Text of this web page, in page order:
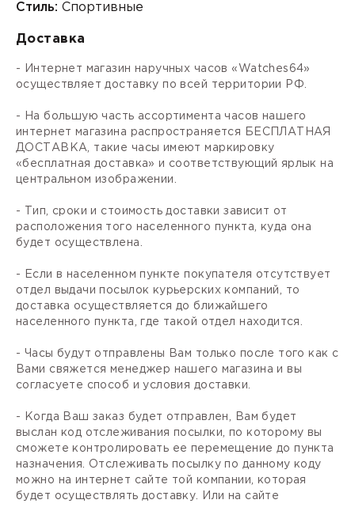
Стиль: Спортивные
Доставка
- Интернет магазин наручных часов «Watches64»
осуществляет доставку по всей территории РФ.
- На большую часть ассортимента часов нашего
интернет магазина распространяется БЕСПЛАТНАЯ
ДОСТАВКА, такие часы имеют маркировку
«бесплатная доставка» и соответствующий ярлык на
центральном изображении.
- Тип, сроки и стоимость доставки зависит от
расположения того населенного пункта, куда она
будет осуществлена.
- Если в населенном пункте покупателя отсутствует
отдел выдачи посылок курьерских компаний, то
доставка осуществляется до ближайшего
населенного пункта, где такой отдел находится.
- Часы будут отправлены Вам только после того как с
Вами свяжется менеджер нашего магазина и вы
согласуете способ и условия доставки.
- Когда Ваш заказ будет отправлен, Вам будет
выслан код отслеживания посылки, по которому вы
сможете контролировать ее перемещение до пункта
назначения. Отслеживать посылку по данному коду
можно на интернет сайте той компании, которая
будет осуществлять доставку. Или на сайте